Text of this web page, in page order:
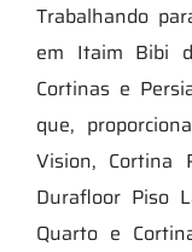
Trabalhando
em Itaim Bibi
Cortinas e
que,
Vision, Cortina
Durafloor Piso
Quarto e